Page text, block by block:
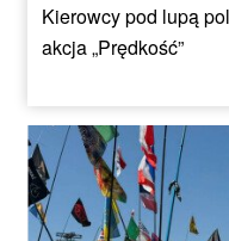
Kierowcy pod lupą
akcja „Prędkość”